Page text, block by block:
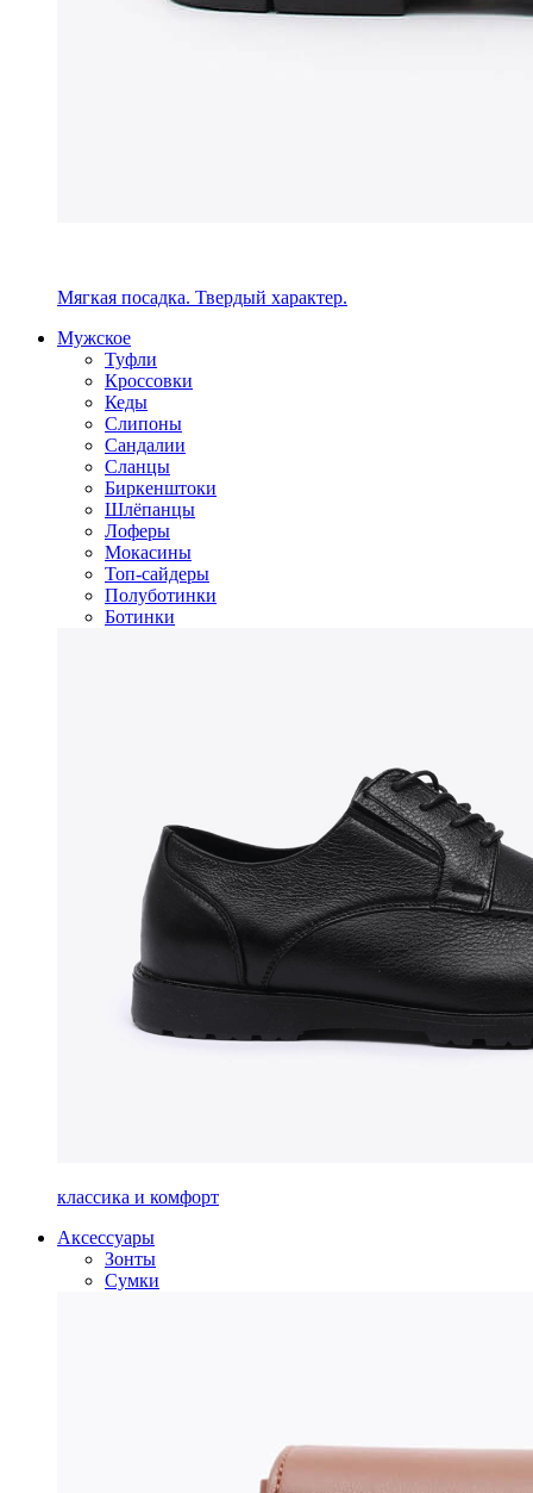
Мягкая посадка. Твердый характер.
Мужское
Туфли
Кроссовки
Кеды
Слипоны
Сандалии
Сланцы
Биркенштоки
Шлёпанцы
Лоферы
Мокасины
Топ-сайдеры
Полуботинки
Ботинки
классика и комфорт
Аксессуары
Зонты
Сумки